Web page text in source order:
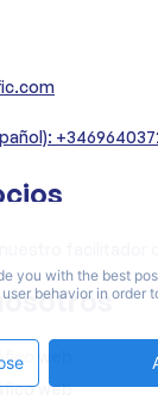
facilitador
web
web
you with the best
behavior in order